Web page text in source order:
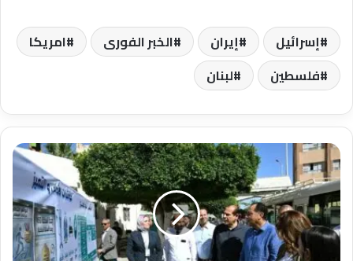
إسرائيل إيران الخبر الفورى
امريكا
فلسطين
لبنان
خلال
جولته
التفقدية
بمحافظة
البحيرة
اليوم: